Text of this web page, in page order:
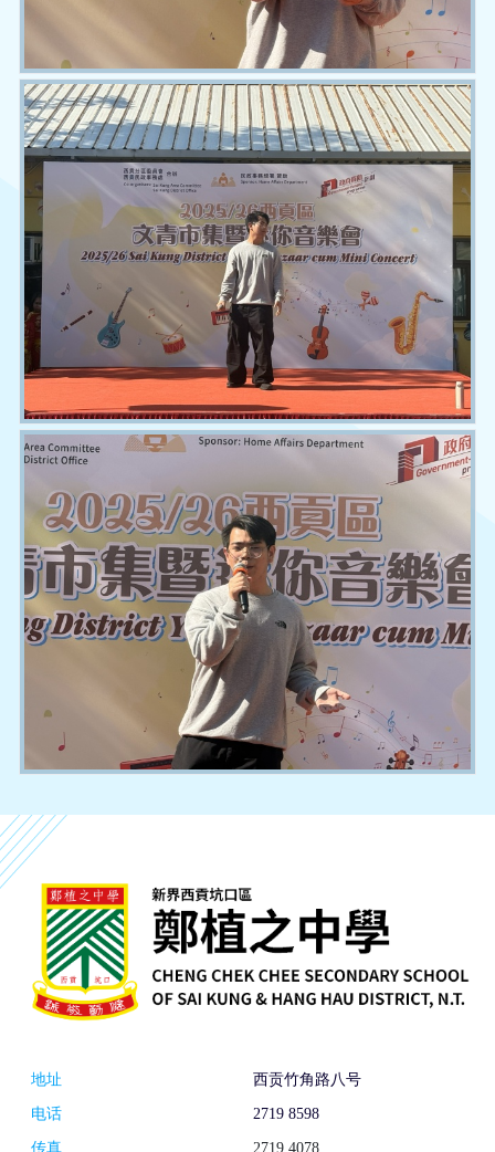
地址
西贡竹角路八号
电话
2719 8598
传真
2719 4078